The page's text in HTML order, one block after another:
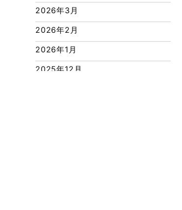
2026年3月
2026年2月
2026年1月
2025年12月